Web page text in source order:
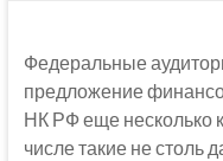
Федеральные
предложение
НК РФ еще несколько
числе такие не столь